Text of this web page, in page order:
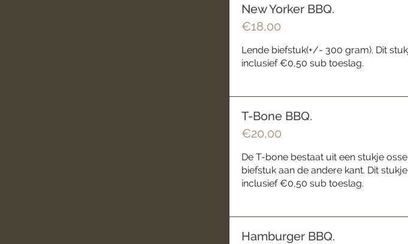
New Yorker BBQ.
€18,00
Lende biefstuk(+/- 300 gram). Dit
inclusief €0,50 sub toeslag.
T-Bone BBQ.
€20,00
De T-bone bestaat uit een stukje
biefstuk aan de andere kant. Dit
inclusief €0,50 sub toeslag.
Hamburger BBQ.